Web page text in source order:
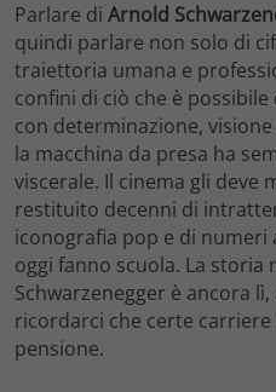
Parlare di Arnold
quindi parlare non solo di
traiettoria umana e
confini di ciò che è
con determinazione,
la macchina da presa ha
viscerale. Il cinema gli deve
restituito decenni di
iconografia pop e di
oggi fanno scuola. La storia
Schwarzenegger è ancora
ricordarci che certe
pensione.